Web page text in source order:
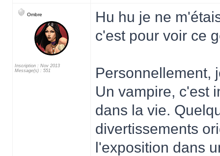
Ombre
Inscription : Nov 2013
Message(s) : 551
Hu hu je ne
c'est pour voir ce
Personnellement,
Un vampire, c'est
dans la vie.
divertissements
l'exposition dans